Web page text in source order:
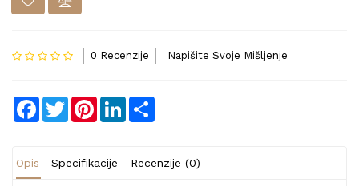
0 Recenzije Napišite Svoje Mišljenje
Facebook
TwitterPinterestLinkedIn
Opis Specifikacije Recenzije (0)